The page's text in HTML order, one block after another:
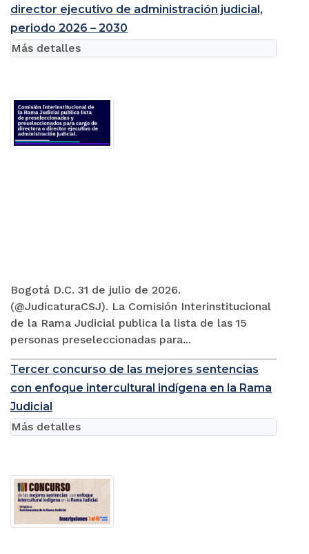
director ejecutivo de administración judicial,
periodo 2026 – 2030
Bogotá D.C. 31 de julio de 2026.
(@JudicaturaCSJ). La Comisión Interinstitucional
de la Rama Judicial publica la lista de las 15
personas preseleccionadas para...
Más detalles
Tercer concurso de las mejores sentencias
con enfoque intercultural indígena en la Rama
Judicial
Más detalles